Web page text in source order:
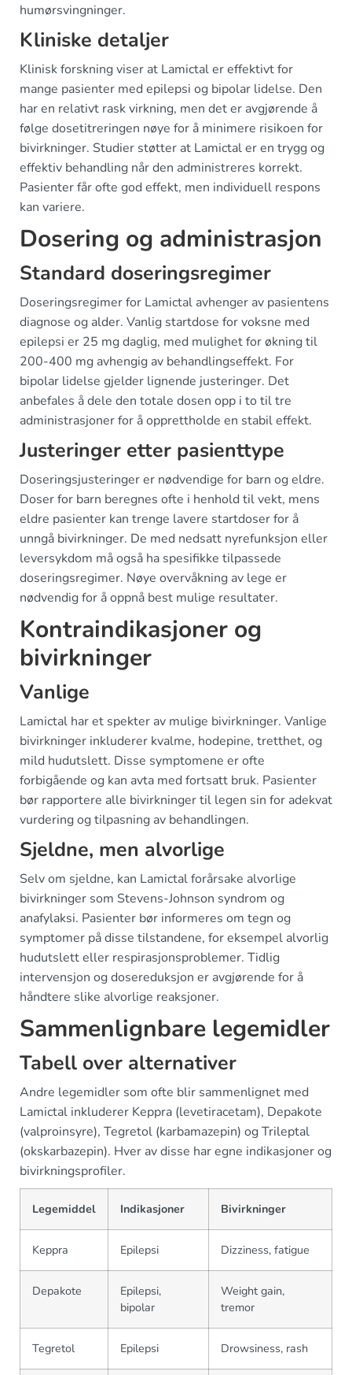
humørsvingninger.
Kliniske detaljer
Klinisk forskning viser at Lamictal er effektivt for
mange pasienter med epilepsi og bipolar lidelse. Den
har en relativt rask virkning, men det er avgjørende å
følge dosetitreringen nøye for å minimere risikoen for
bivirkninger. Studier støtter at Lamictal er en trygg og
effektiv behandling når den administreres korrekt.
Pasienter får ofte god effekt, men individuell respons
kan variere.
Dosering og administrasjon
Standard doseringsregimer
Doseringsregimer for Lamictal avhenger av pasientens
diagnose og alder. Vanlig startdose for voksne med
epilepsi er 25 mg daglig, med mulighet for økning til
200-400 mg avhengig av behandlingseffekt. For
bipolar lidelse gjelder lignende justeringer. Det
anbefales å dele den totale dosen opp i to til tre
administrasjoner for å opprettholde en stabil effekt.
Justeringer etter pasienttype
Doseringsjusteringer er nødvendige for barn og eldre.
Doser for barn beregnes ofte i henhold til vekt, mens
eldre pasienter kan trenge lavere startdoser for å
unngå bivirkninger. De med nedsatt nyrefunksjon eller
leversykdom må også ha spesifikke tilpassede
doseringsregimer. Nøye overvåkning av lege er
nødvendig for å oppnå best mulige resultater.
Kontraindikasjoner og
bivirkninger
Vanlige
Lamictal har et spekter av mulige bivirkninger. Vanlige
bivirkninger inkluderer kvalme, hodepine, tretthet, og
mild hudutslett. Disse symptomene er ofte
forbigående og kan avta med fortsatt bruk. Pasienter
bør rapportere alle bivirkninger til legen sin for adekvat
vurdering og tilpasning av behandlingen.
Sjeldne, men alvorlige
Selv om sjeldne, kan Lamictal forårsake alvorlige
bivirkninger som Stevens-Johnson syndrom og
anafylaksi. Pasienter bør informeres om tegn og
symptomer på disse tilstandene, for eksempel alvorlig
hudutslett eller respirasjonsproblemer. Tidlig
intervensjon og dosereduksjon er avgjørende for å
håndtere slike alvorlige reaksjoner.
Sammenlignbare legemidler
Tabell over alternativer
Andre legemidler som ofte blir sammenlignet med
Lamictal inkluderer Keppra (levetiracetam), Depakote
(valproinsyre), Tegretol (karbamazepin) og Trileptal
(okskarbazepin). Hver av disse har egne indikasjoner og
bivirkningsprofiler.
Legemiddel Indikasjoner Bivirkninger
Keppra Epilepsi Dizziness, fatigue
Depakote
Epilepsi,
bipolar
Weight gain,
tremor
Tegretol Epilepsi Drowsiness, rash